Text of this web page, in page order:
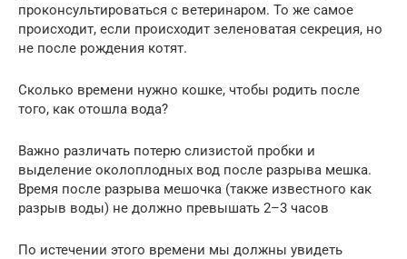
проконсультироваться с ветеринаром. То же самое
происходит, если происходит зеленоватая секреция, но
не после рождения котят.
Сколько времени нужно кошке, чтобы родить после
того, как отошла вода?
Важно различать потерю слизистой пробки и
выделение околоплодных вод после разрыва мешка.
Время после разрыва мешочка (также известного как
разрыв воды) не должно превышать 2–3 часов
По истечении этого времени мы должны увидеть